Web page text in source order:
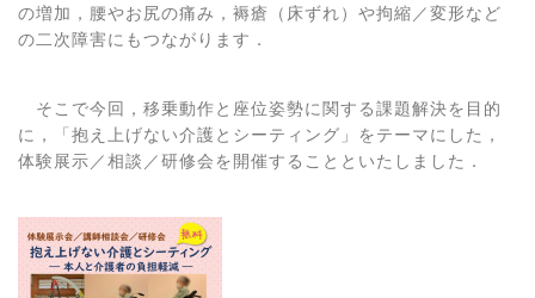
の増加，腰やお尻の痛み，褥瘡（床ずれ）や拘縮／変形など
の二次障害にもつながります．
そこで今回，移乗動作と座位姿勢に関する課題解決を目的
に，「抱え上げない介護とシーティング」をテーマにした，
体験展示／相談／研修会を開催することといたしました．